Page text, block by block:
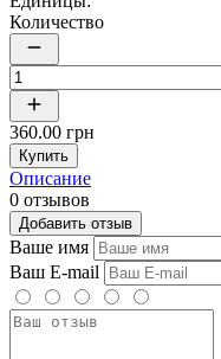
Количество
360.00 грн
Купить
Описание
0 отзывов
Добавить отзыв
Ваше имя
Ваш E-mail